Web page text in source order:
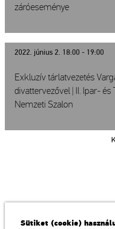
záróeseménye
2022. június 2. 18:00 - 19:00
Exkluzív tárlatvezetés
divattervezővel | II. Ipar-
Nemzeti Szalon
Sütiket (cookie)